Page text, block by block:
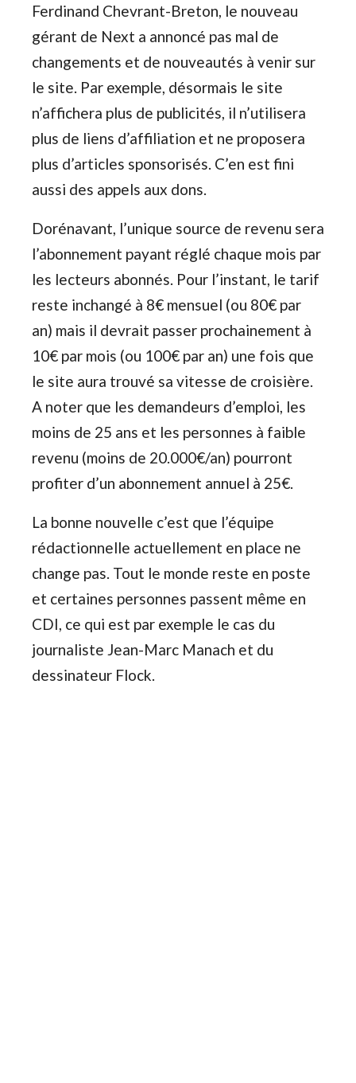
Ferdinand Chevrant-Breton, le nouveau
gérant de Next a annoncé pas mal de
changements et de nouveautés à venir sur
le site. Par exemple, désormais le site
n’affichera plus de publicités, il n’utilisera
plus de liens d’affiliation et ne proposera
plus d’articles sponsorisés. C’en est fini
aussi des appels aux dons.
Dorénavant, l’unique source de revenu sera
l’abonnement payant réglé chaque mois par
les lecteurs abonnés. Pour l’instant, le tarif
reste inchangé à 8€ mensuel (ou 80€ par
an) mais il devrait passer prochainement à
10€ par mois (ou 100€ par an) une fois que
le site aura trouvé sa vitesse de croisière.
A noter que les demandeurs d’emploi, les
moins de 25 ans et les personnes à faible
revenu (moins de 20.000€/an) pourront
profiter d’un abonnement annuel à 25€.
La bonne nouvelle c’est que l’équipe
rédactionnelle actuellement en place ne
change pas. Tout le monde reste en poste
et certaines personnes passent même en
CDI, ce qui est par exemple le cas du
journaliste Jean-Marc Manach et du
dessinateur Flock.